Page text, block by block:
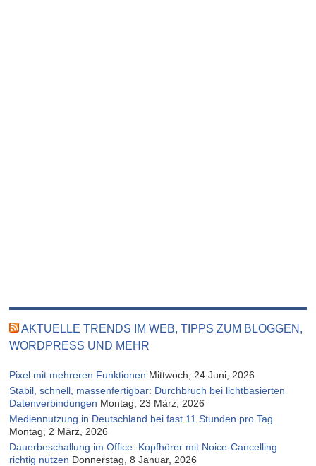
AKTUELLE TRENDS IM WEB, TIPPS ZUM BLOGGEN,
WORDPRESS UND MEHR
Pixel mit mehreren Funktionen Mittwoch, 24 Juni, 2026
Stabil, schnell, massenfertigbar: Durchbruch bei lichtbasierten
Datenverbindungen Montag, 23 März, 2026
Mediennutzung in Deutschland bei fast 11 Stunden pro Tag
Montag, 2 März, 2026
Dauerbeschallung im Office: Kopfhörer mit Noice-Cancelling
richtig nutzen Donnerstag, 8 Januar, 2026